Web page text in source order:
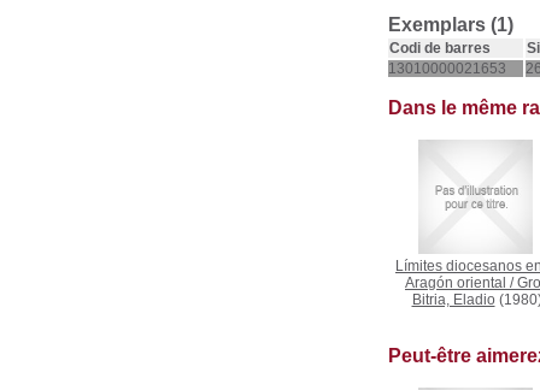
Exemplars (1)
Codi de barres
13010000021653
Dans le même
Límites diocesanos
Aragón oriental /
Bitria, Eladio
Peut-être